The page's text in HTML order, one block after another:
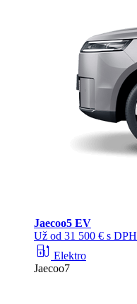
Jaecoo5 EV
Už od 31 500 € s DPH
ev_station Elektro
Jaecoo7